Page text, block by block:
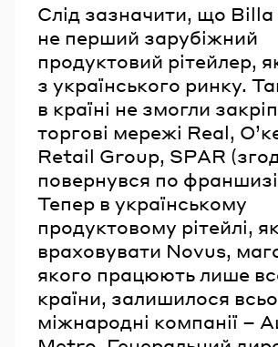
Слід зазначити, що Billa
не перший зарубіжний
продуктовий рітейлер,
з українського ринку.
в країні не змогли
торгові мережі Real,
Retail Group, SPAR
повернувся по
Тепер в українському
продуктовому рітейлі,
враховувати Novus,
якого працюють лише
країни, залишилося
міжнародні компанії –